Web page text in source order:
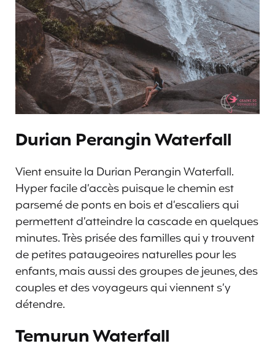
Durian Perangin Waterfall
Vient ensuite la Durian Perangin Waterfall.
Hyper facile d’accès puisque le chemin est
parsemé de ponts en bois et d’escaliers qui
permettent d’atteindre la cascade en quelques
minutes. Très prisée des familles qui y trouvent
de petites pataugeoires naturelles pour les
enfants, mais aussi des groupes de jeunes, des
couples et des voyageurs qui viennent s’y
détendre.
Temurun Waterfall